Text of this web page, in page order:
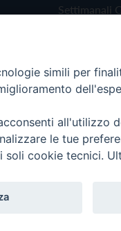
Settimanali
Privacy
Vita Trentina
simili per
all'utilizzo
le tue
soli cookie tecnici.